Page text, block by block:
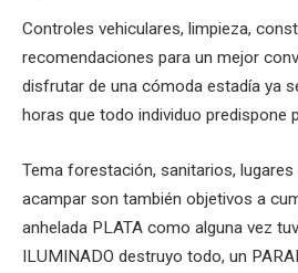
Controles vehiculares, limpieza,
recomendaciones para un mejor
disfrutar de una cómoda estadía ya
horas que todo individuo predispone
Tema forestación, sanitarios,
acampar son también objetivos a
anhelada PLATA como alguna vez
ILUMINADO destruyo todo, un